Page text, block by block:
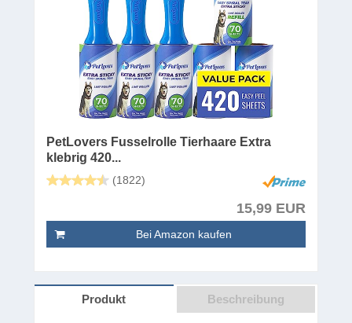
PetLovers Fusselrolle Tierhaare Extra
klebrig 420...
(1822)
15,99 EUR
Bei Amazon kaufen
Produkt Beschreibung